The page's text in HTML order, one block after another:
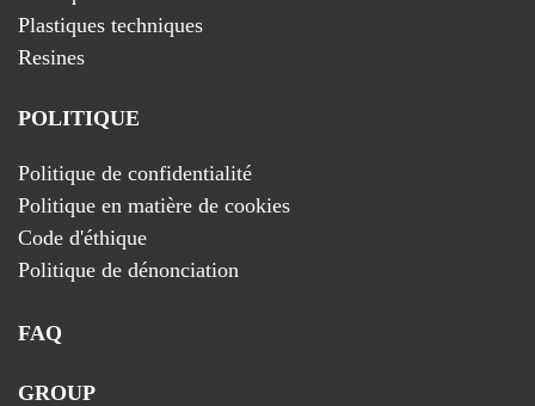
Plastiques techniques
Resines
POLITIQUE
Politique de confidentialité
Politique en matière de cookies
Code d'éthique
Politique de dénonciation
FAQ
GROUP